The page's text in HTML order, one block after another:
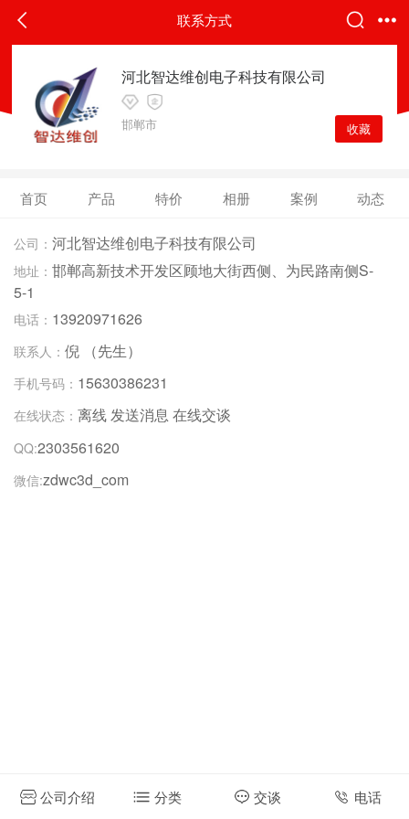
联系方式
河北智达维创电子科技有限公司
邯郸市 收藏
首页 产品 特价 相册 案例 动态
公司： 河北智达维创电子科技有限公司
地址： 邯郸高新技术开发区顾地大街西侧、为民路南侧S-
5-1
电话： 13920971626
联系人： 倪 （先生）
手机号码： 15630386231
在线状态： 离线发送消息 在线交谈
QQ:2303561620
微信:zdwc3d_com
公司介绍 分类 交谈 电话